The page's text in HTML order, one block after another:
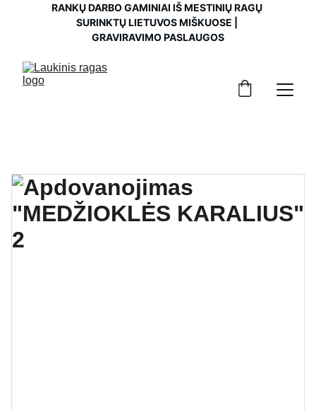
RANKŲ DARBO GAMINIAI IŠ MESTINIŲ RAGŲ
SURINKTŲ LIETUVOS MIŠKUOSE |
GRAVIRAVIMO PASLAUGOS